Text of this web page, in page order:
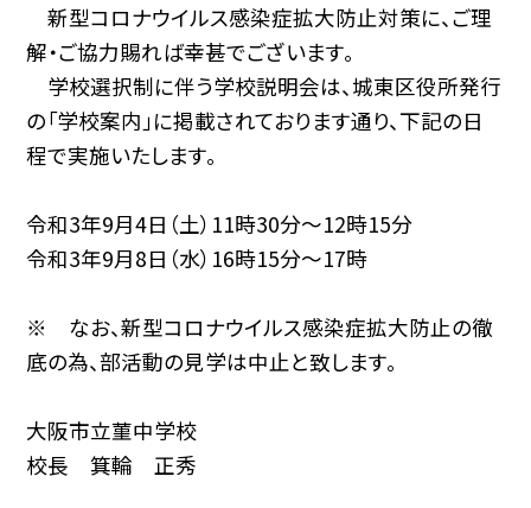
新型コロナウイルス感染症拡大防止対策に、ご理
解・ご協力賜れば幸甚でございます。
学校選択制に伴う学校説明会は、城東区役所発行
の「学校案内」に掲載されております通り、下記の日
程で実施いたします。
令和3年9月4日（土）11時30分〜12時15分
令和3年9月8日（水）16時15分〜17時
※ なお、新型コロナウイルス感染症拡大防止の徹
底の為、部活動の見学は中止と致します。
大阪市立菫中学校
校長 箕輪 正秀